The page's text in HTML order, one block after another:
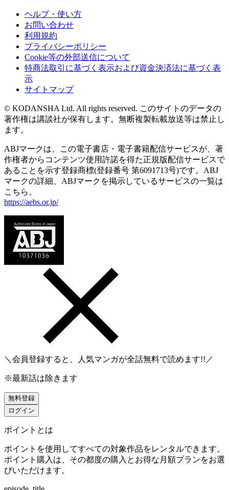
ヘルプ・使い方
お問い合わせ
利用規約
プライバシーポリシー
Cookie等の外部送信について
特商法取引に基づく表示および資金決済法に基づく表
示
サイトマップ
© KODANSHA Ltd. All rights reserved. このサイトのデータの
著作権は講談社が保有します。無断複製転載放送等は禁止し
ます。
ABJマークは、この電子書店・電子書籍配信サービスが、著
作権者からコンテンツ使用許諾を得た正規版配信サービスで
あることを示す登録商標(登録番号 第6091713号)です。ABJ
マークの詳細、ABJマークを掲示しているサービスの一覧は
こちら。
https://aebs.or.jp/
＼会員登録すると、人気マンガが全話無料で読めます!!／
※最新話は除きます
無料登録
ログイン
ポイントとは
ポイントを使用してすべての対象作品をレンタルできます。
ポイント購入は、その都度の購入とお得な月額プランをお選
びいただけます。